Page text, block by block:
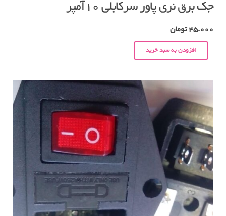
جک برق نری پاور سرکابلی ۱۰آمپر
45.000 تومان
افزودن به سبد خرید